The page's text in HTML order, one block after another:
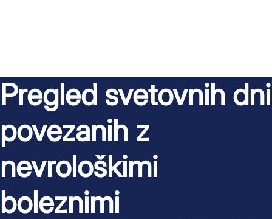
Pregled svetovnih dni
povezanih z
nevrološkimi
boleznimi